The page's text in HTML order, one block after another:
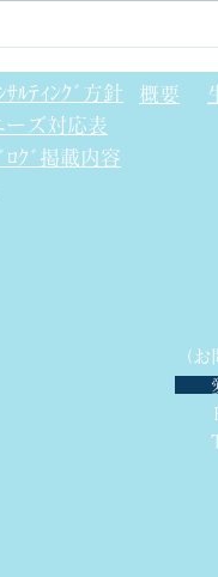
概要
ｻﾙﾃｨﾝｸﾞ方針
ーズ対応表
ﾛｸﾞ掲載内容
（
愛
Ｅ